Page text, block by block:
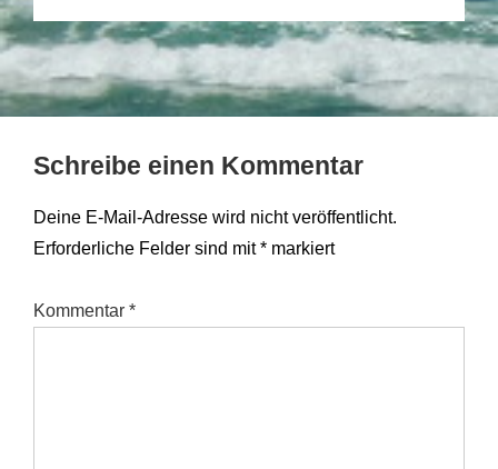
Schreibe einen Kommentar
Deine E-Mail-Adresse wird nicht veröffentlicht.
Erforderliche Felder sind mit* markiert
Kommentar *